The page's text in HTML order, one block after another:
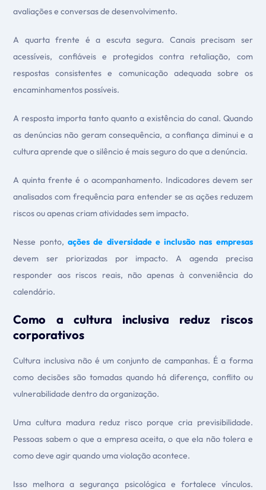
avaliações e conversas de desenvolvimento.
A quarta frente é a escuta segura. Canais precisam ser
acessíveis, confiáveis e protegidos contra retaliação, com
respostas consistentes e comunicação adequada sobre os
encaminhamentos possíveis.
A resposta importa tanto quanto a existência do canal. Quando
as denúncias não geram consequência, a confiança diminui e a
cultura aprende que o silêncio é mais seguro do que a denúncia.
A quinta frente é o acompanhamento. Indicadores devem ser
analisados com frequência para entender se as ações reduzem
riscos ou apenas criam atividades sem impacto.
Nesse ponto, ações de diversidade e inclusão nas empresas
devem ser priorizadas por impacto. A agenda precisa
responder aos riscos reais, não apenas à conveniência do
calendário.
Como a cultura inclusiva reduz riscos
corporativos
Cultura inclusiva não é um conjunto de campanhas. É a forma
como decisões são tomadas quando há diferença, conflito ou
vulnerabilidade dentro da organização.
Uma cultura madura reduz risco porque cria previsibilidade.
Pessoas sabem o que a empresa aceita, o que ela não tolera e
como deve agir quando uma violação acontece.
Isso melhora a segurança psicológica e fortalece vínculos.